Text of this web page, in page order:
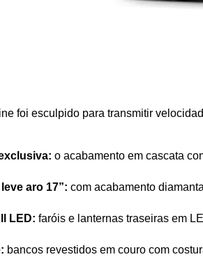
foi esculpido para transmitir
o acabamento em cascata
aro 17”: com acabamento
LED: faróis e lanternas traseiras em
bancos revestidos em couro com